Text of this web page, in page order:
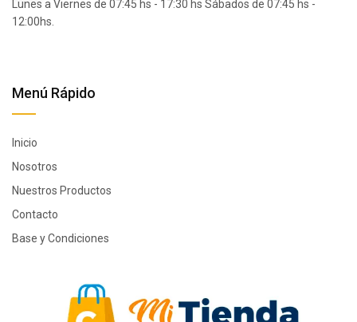
Lunes a Viernes de 07:45 hs - 17:30 hs Sábados de 07:45 hs -
12:00hs.
Menú Rápido
Inicio
Nosotros
Nuestros Productos
Contacto
Base y Condiciones